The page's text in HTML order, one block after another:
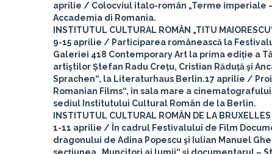
aprilie / Colocviul italo-român „Terme imperiale
Accademia di Romania.
INSTITUTUL CULTURAL ROMÂN „TITU
9-15 aprilie / Participarea românească la
Galeriei 418 Contemporary Art la prima ediție a
artiştilor Ștefan Radu Crețu, Cristian Răduță şi
Sprachen“, la Literaturhaus Berlin.17 aprilie /
Romanian Films“, în sala mare a cinematografului
sediul Institutului Cultural Român de la Berlin.
INSTITUTUL CULTURAL ROMÂN DE LA BRUXELLES
1-11 aprilie / În cadrul Festivalului de Film
dragonului de Adina Popescu şi Iulian Manuel